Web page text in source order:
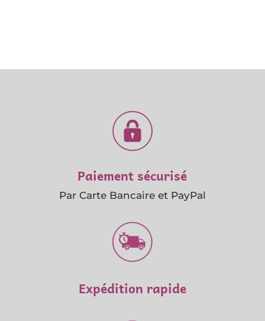
Paiement sécurisé
Par Carte Bancaire et PayPal
Expédition rapide